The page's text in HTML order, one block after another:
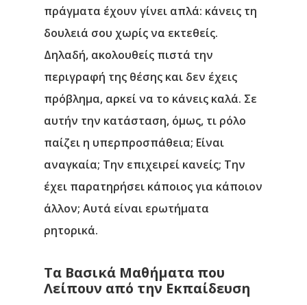
πράγματα έχουν γίνει απλά: κάνεις τη
δουλειά σου χωρίς να εκτεθείς.
Δηλαδή, ακολουθείς πιστά την
περιγραφή της θέσης και δεν έχεις
πρόβλημα, αρκεί να το κάνεις καλά. Σε
αυτήν την κατάσταση, όμως, τι ρόλο
παίζει η υπερπροσπάθεια; Είναι
αναγκαία; Την επιχειρεί κανείς; Την
έχει παρατηρήσει κάποιος για κάποιον
άλλον; Αυτά είναι ερωτήματα
ρητορικά.
Τα Βασικά Μαθήματα που
Λείπουν από την Εκπαίδευση